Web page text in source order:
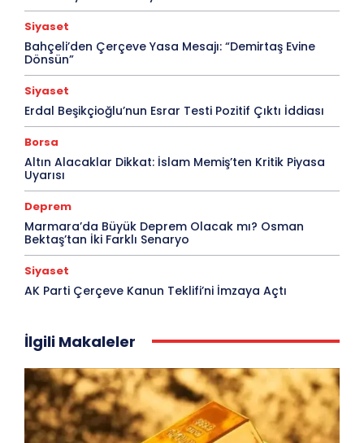
Siyaset
Bahçeli’den Çerçeve Yasa Mesajı: “Demirtaş Evine
Dönsün”
Siyaset
Erdal Beşikçioğlu’nun Esrar Testi Pozitif Çıktı İddiası
Borsa
Altın Alacaklar Dikkat: İslam Memiş’ten Kritik Piyasa
Uyarısı
Deprem
Marmara’da Büyük Deprem Olacak mı? Osman
Bektaş’tan İki Farklı Senaryo
Siyaset
AK Parti Çerçeve Kanun Teklifi’ni İmzaya Açtı
İlgili Makaleler